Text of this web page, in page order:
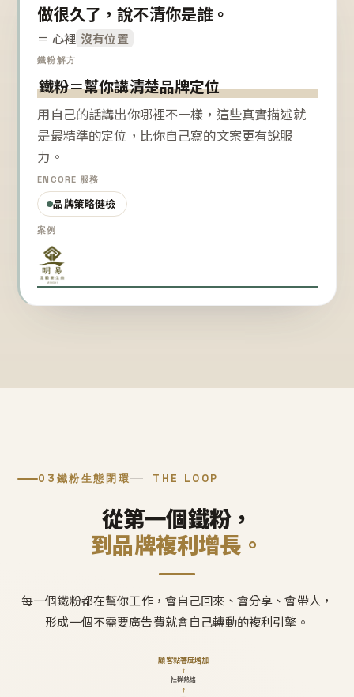
做很久了，說不清你是誰。
＝ 心裡 沒有位置
鐵粉解方
鐵粉＝幫你講清楚品牌定位
用自己的話講出你哪裡不一樣，這些真實描述就
是最精準的定位，比你自己寫的文案更有說服
力。
ENCORE 服務
品牌策略健檢
案例
03 鐵粉生態閉環 THE LOOP
從第一個鐵粉，
到品牌複利增長。
每一個鐵粉都在幫你工作，會自己回來、會分享、會帶人，
形成一個不需要廣告費就會自己轉動的複利引擎。
↑
社群熱絡
↑
顧客黏著度增加